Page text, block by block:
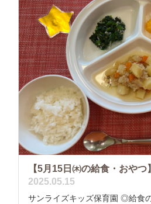
【5月15日㈭の給食・おやつ】
2025.05.15
サンライズキッズ保育園 ◎給食